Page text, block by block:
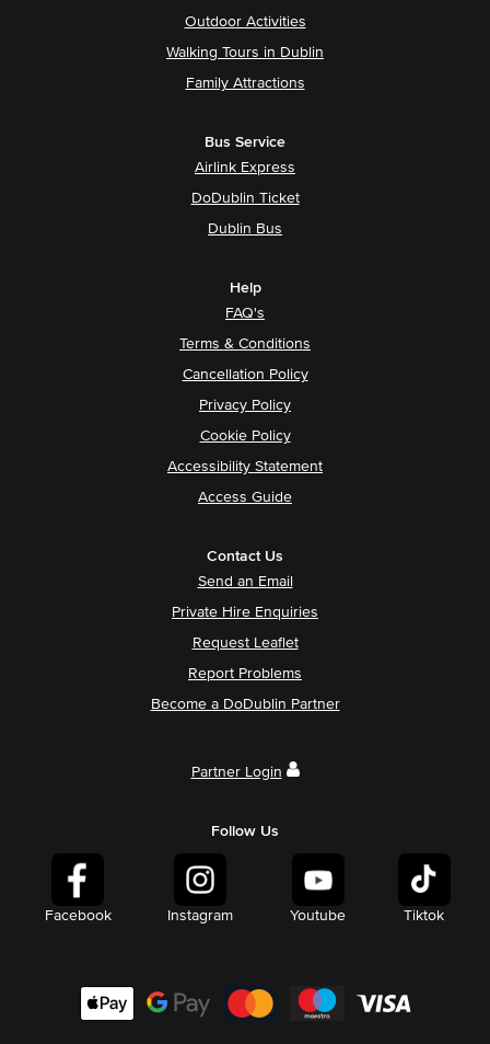
Outdoor Activities
Walking Tours in Dublin
Family Attractions
Bus Service
Airlink Express
DoDublin Ticket
Dublin Bus
Help
FAQ's
Terms & Conditions
Cancellation Policy
Privacy Policy
Cookie Policy
Accessibility Statement
Access Guide
Contact Us
Send an Email
Private Hire Enquiries
Request Leaflet
Report Problems
Become a DoDublin Partner
Partner Login
Follow Us
Facebook Instagram Youtube Tiktok